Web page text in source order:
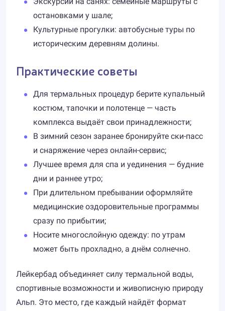
остановками у шале;
Культурные прогулки: автобусные туры по
историческим деревням долины.
Практические советы
Для термальных процедур берите купальный
костюм, тапочки и полотенце — часть
комплекса выдаёт свои принадлежности;
В зимний сезон заранее бронируйте ски-пасс
и снаряжение через онлайн-сервис;
Лучшее время для спа и уединения — будние
дни и раннее утро;
При длительном пребывании оформляйте
медицинские оздоровительные программы
сразу по прибытии;
Носите многослойную одежду: по утрам
может быть прохладно, а днём солнечно.
Лейкербад объединяет силу термальной воды,
спортивные возможности и живописную природу
Альп. Это место, где каждый найдёт формат